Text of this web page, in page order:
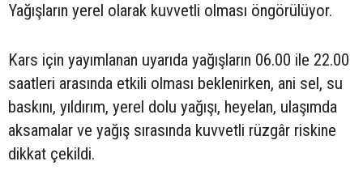
Yağışların yerel olarak kuvvetli olması öngörülüyor.
Kars için yayımlanan uyarıda yağışların 06.00 ile 22.00
saatleri arasında etkili olması beklenirken, ani sel, su
baskını, yıldırım, yerel dolu yağışı, heyelan, ulaşımda
aksamalar ve yağış sırasında kuvvetli rüzgâr riskine
dikkat çekildi.